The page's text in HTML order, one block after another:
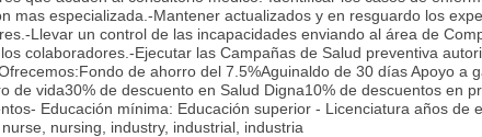
mas especializada.-Mantener actualizados y en resguardo los
Llevar un control de las incapacidades enviando al área de
colaboradores.-Ejecutar las Campañas de Salud preventiva
de ahorro del 7.5%Aguinaldo de 30 días Apoyo a
de vida30% de descuento en Salud Digna10% de descuentos en
Educación mínima: Educación superior - Licenciatura años de
nursing, industry, industrial, industria